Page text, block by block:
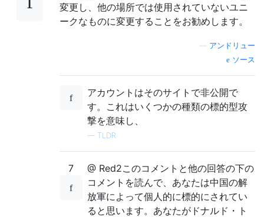
変更し、他の場所では使用されていないユニ
ークなものに変更することをお勧めします。
アンドリュー
ソース
アカウントはそのサイトで非公開で
す。これはいくつかの種類の標的型攻
撃を意味し、
— TLDR
7
@ Red2このコメントと他の回答の下の
コメントを読んで、あなたは中国の解
放軍によって個人的に標的にされてい
ると思います。あなたがドナルド・ト